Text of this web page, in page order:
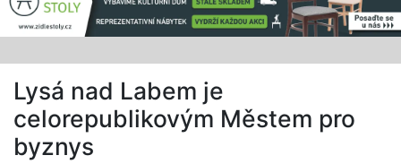
Lysá nad Labem je
celorepublikovým Městem pro
byznys